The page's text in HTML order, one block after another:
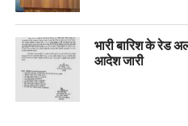
भारी बारिश के रेड
आदेश जारी